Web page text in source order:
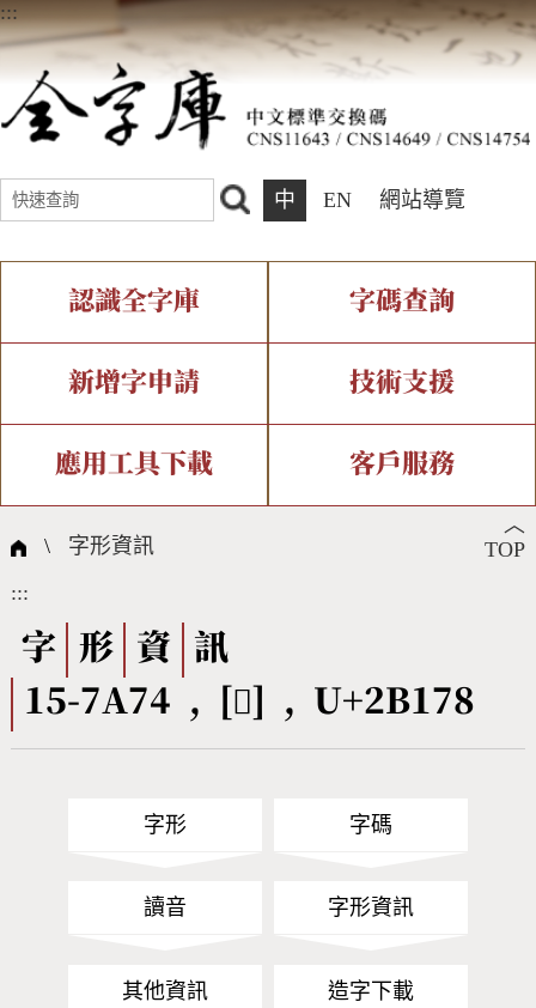
:::
中 EN 網站導覽
認識全字庫
全字庫介紹 全字庫現況
中文碼介紹 專有名詞介紹
國際字碼相關組織
字碼查詢
IDS查詢 部件查詢
複合查詢 注音查詢
筆畫查詢
筆順序查詢
CNS查詢 Unicode查詢
新增字申請
新字申請處理流程
技術支援
字形即時顯示 造字解決方案
全字庫授權 轉碼Web Service
應用工具下載
個人電腦造字處理工具
字形下載
客戶服務
問題集
熱門查詢統計
︿
TOP
\ 字形資訊
:::
字 形 資
訊
15-7A74 , [𫅸] , U+2B178
字形 字碼
讀音 字形資訊
其他資訊 造字下載